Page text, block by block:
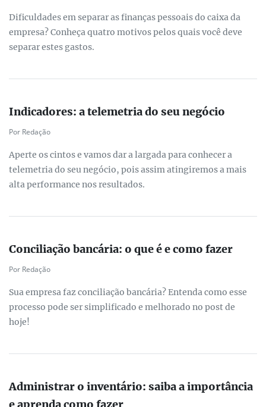
Dificuldades em separar as finanças pessoais do caixa da
empresa? Conheça quatro motivos pelos quais você deve
separar estes gastos.
Indicadores: a telemetria do seu negócio
Por Redação
Aperte os cintos e vamos dar a largada para conhecer a
telemetria do seu negócio, pois assim atingiremos a mais
alta performance nos resultados.
Conciliação bancária: o que é e como fazer
Por Redação
Sua empresa faz conciliação bancária? Entenda como esse
processo pode ser simplificado e melhorado no post de
hoje!
Administrar o inventário: saiba a importância